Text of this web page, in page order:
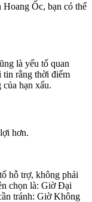
Ốc, bạn có thể
là yếu tố quan
tin rằng thời điểm
hạn xấu.
hơn.
hỗ trợ, không phải
chọn là: Giờ Đại
tránh: Giờ Không